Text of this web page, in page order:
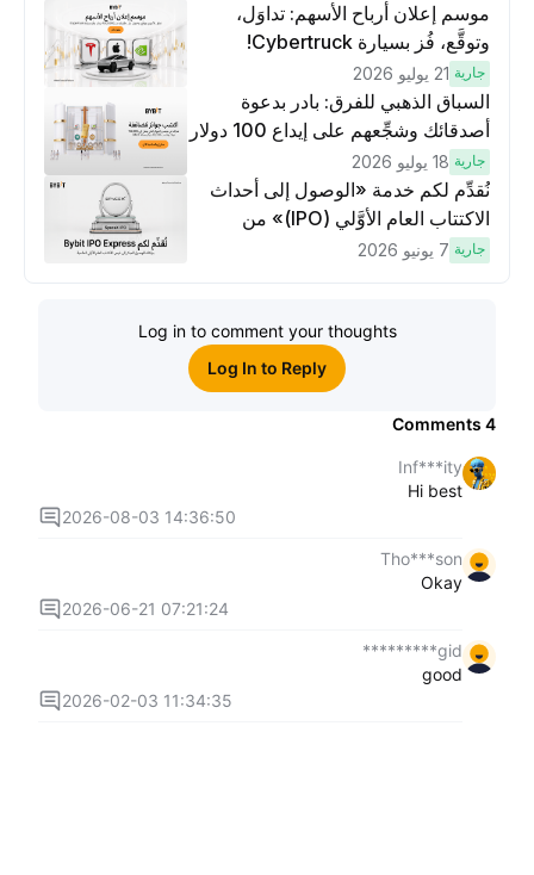
موسم إعلان أرباح الأسهم: تداوَل،
وتوقَّع، فُز بسيارة Cybertruck!
جارية 21 يوليو 2026
السباق الذهبي للفرق: بادر بدعوة
أصدقائك وشجِّعهم على إيداع 100 دولار
لكسَب مكافآت مُضاعَفة
جارية 18 يوليو 2026
نُقدِّم لكم خدمة «الوصول إلى أحداث
الاكتتاب العام الأوَّلي (IPO)» من
Bybit، بوابتك للوصول المبكر إلى فرص
جارية 7 يونيو 2026
Log in to comment your thoughts
Log In to Reply
Comments
Inf***ity
Hi best
2026-08-03 14:36:50
Tho***son
Okay
2026-06-21 07:21:24
gid*********
good
2026-02-03 11:34:35